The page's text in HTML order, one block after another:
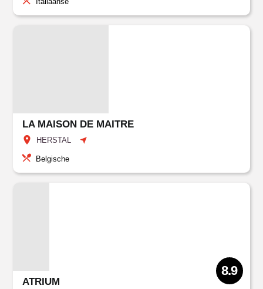
LA MAISON DE MAITRE
HERSTAL
Belgische
ATRIUM
8.9